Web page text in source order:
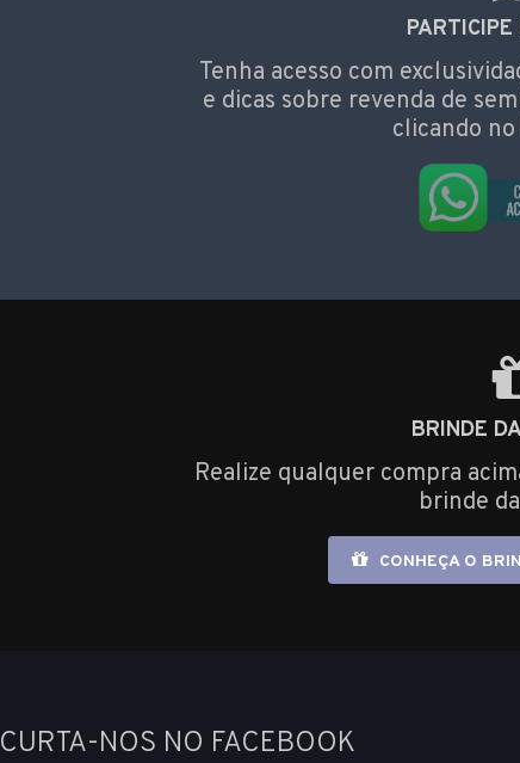
PARTICIPE
Tenha acesso com
e dicas sobre revenda de
clicando
BRINDE
Realize qualquer compra
brinde
CONHEÇA O
CURTA-NOS NO FACEBOOK